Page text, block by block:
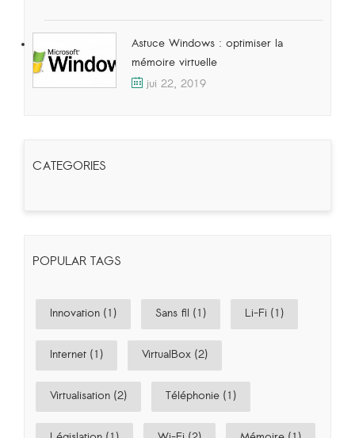
Astuce Windows : optimiser la
mémoire virtuelle
jui 22, 2019
CATEGORIES
POPULAR TAGS
Innovation (1) Sans fil (1) Li-Fi (1)
Internet (1) VirtualBox (2)
Virtualisation (2) Téléphonie (1)